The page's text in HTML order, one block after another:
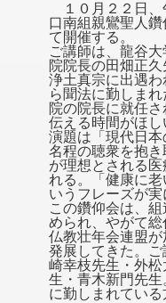
１０月２２日、
口南組親鸞聖人
て開催する。
ご講師は、龍谷
院院長の田畑正
浄土真宗に出遇
ら聞法に勤しま
院の院長に就任
伝える時間がほし
演題は「現代日
名程の聴衆を抱
が理想とされる
れる。「健康に
いうフレーズが実
この鑽仰会は、
められ、やがて総
仏教壮年会連盟
発展してきた。
崎幸枝先生・外
生・青木新門先
に勤しまれている